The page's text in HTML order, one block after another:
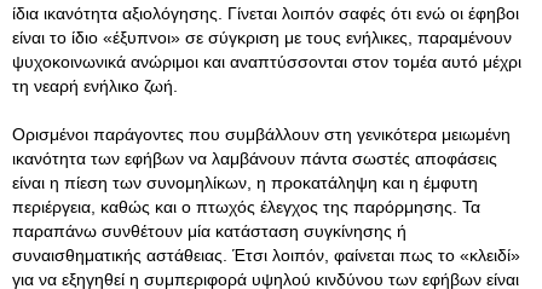
ίδια ικανότητα αξιολόγησης. Γίνεται λοιπόν σαφές ότι ενώ οι έφηβοι
είναι το ίδιο «έξυπνοι» σε σύγκριση με τους ενήλικες, παραμένουν
ψυχοκοινωνικά ανώριμοι και αναπτύσσονται στον τομέα αυτό μέχρι
τη νεαρή ενήλικο ζωή.
Ορισμένοι παράγοντες που συμβάλλουν στη γενικότερα μειωμένη
ικανότητα των εφήβων να λαμβάνουν πάντα σωστές αποφάσεις
είναι η πίεση των συνομηλίκων, η προκατάληψη και η έμφυτη
περιέργεια, καθώς και ο πτωχός έλεγχος της παρόρμησης. Τα
παραπάνω συνθέτουν μία κατάσταση συγκίνησης ή
συναισθηματικής αστάθειας. Έτσι λοιπόν, φαίνεται πως το «κλειδί»
για να εξηγηθεί η συμπεριφορά υψηλού κινδύνου των εφήβων είναι